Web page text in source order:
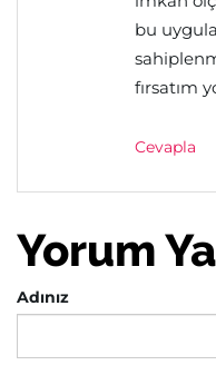
bu
fırsatım
Cevapla
Yorum
Adınız